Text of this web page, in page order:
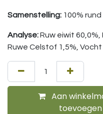
Samenstelling: 100% rund
Analyse:Ruw eiwit 60,0%,
Ruwe Celstof 1,5%, Vocht
Aan
toevoegen